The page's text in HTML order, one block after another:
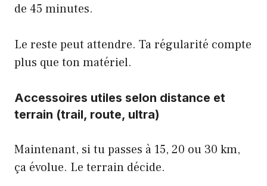
de 45 minutes.
Le reste peut attendre. Ta régularité compte
plus que ton matériel.
Accessoires utiles selon distance et
terrain (trail, route, ultra)
Maintenant, si tu passes à 15, 20 ou 30 km,
ça évolue. Le terrain décide.